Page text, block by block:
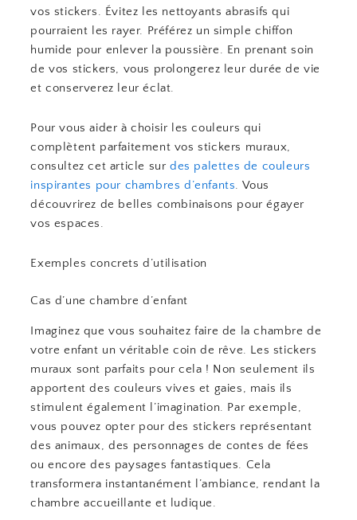
vos stickers. Évitez les nettoyants abrasifs qui
pourraient les rayer. Préférez un simple chiffon
humide pour enlever la poussière. En prenant soin
de vos stickers, vous prolongerez leur durée de vie
et conserverez leur éclat.
Pour vous aider à choisir les couleurs qui
complètent parfaitement vos stickers muraux,
consultez cet article surdes palettes de couleurs
inspirantes pour chambres d’enfants. Vous
découvrirez de belles combinaisons pour égayer
vos espaces.
Exemples concrets d’utilisation
Cas d’une chambre d’enfant
Imaginez que vous souhaitez faire de la chambre de
votre enfant un véritable coin de rêve. Les stickers
muraux sont parfaits pour cela ! Non seulement ils
apportent des couleurs vives et gaies, mais ils
stimulent également l’imagination. Par exemple,
vous pouvez opter pour des stickers représentant
des animaux, des personnages de contes de fées
ou encore des paysages fantastiques. Cela
transformera instantanément l’ambiance, rendant la
chambre accueillante et ludique.